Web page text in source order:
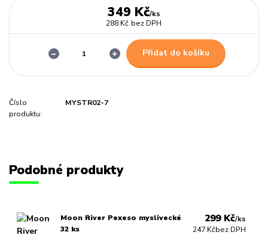
349 Kč/ks
288 Kč bez DPH
Přidat do košíku
Číslo
produktu:
MYSTR02-7
Podobné produkty
Moon River Pexeso myslivecké
32 ks
299 Kč/ks
247 Kčbez DPH